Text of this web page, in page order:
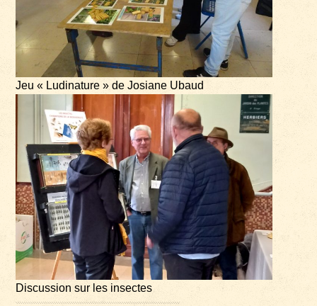
Jeu « Ludinature » de Josiane Ubaud
Discussion sur les insectes